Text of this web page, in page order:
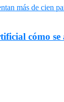
cómo se